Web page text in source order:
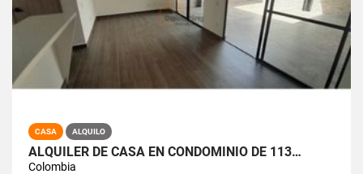
CASA ALQUILO
ALQUILER DE CASA EN CONDOMINIO DE 113…
Colombia